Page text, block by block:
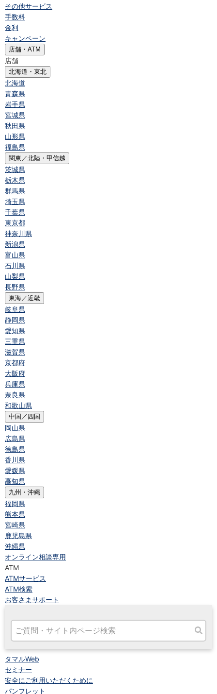
その他サービス
手数料
金利
キャンペーン
店舗・ATM
店舗
北海道・東北
北海道
青森県
岩手県
宮城県
秋田県
山形県
福島県
関東／北陸・甲信越
茨城県
栃木県
群馬県
埼玉県
千葉県
東京都
神奈川県
新潟県
富山県
石川県
山梨県
長野県
東海／近畿
岐阜県
静岡県
愛知県
三重県
滋賀県
京都府
大阪府
兵庫県
奈良県
和歌山県
中国／四国
岡山県
広島県
徳島県
香川県
愛媛県
高知県
九州・沖縄
福岡県
熊本県
宮崎県
鹿児島県
沖縄県
オンライン相談専用
ATM
ATMサービス
ATM検索
お客さまサポート
タマルWeb
セミナー
安全にご利用いただくために
パンフレット